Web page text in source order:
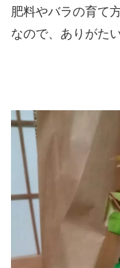
肥料やバラの育て
なので、ありがた